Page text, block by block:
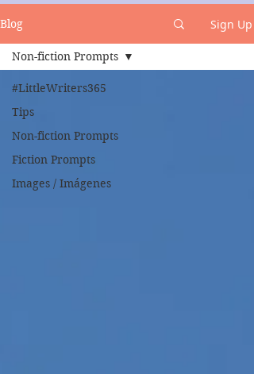
Blog Sign Up
#LittleWriters365
Tips
Non-fiction Prompts
Fiction Prompts
Images / Imágenes
Non-fiction Prompts